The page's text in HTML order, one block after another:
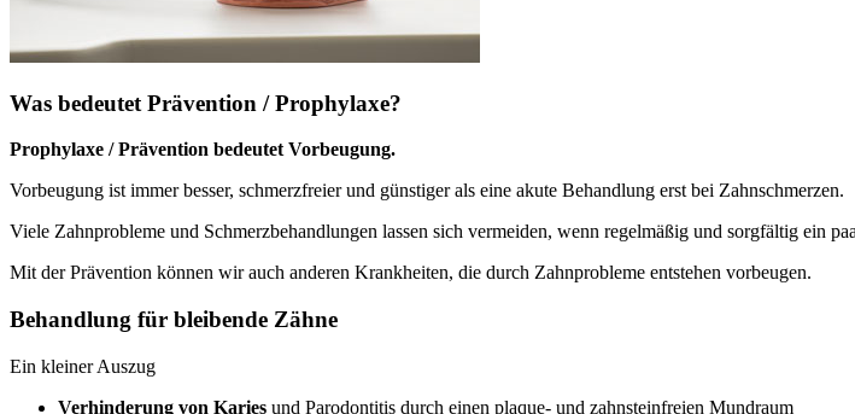
Was bedeutet Prävention / Prophylaxe?
Prophylaxe / Prävention bedeutet Vorbeugung.
Vorbeugung ist immer besser, schmerzfreier und günstiger als eine akute Behandlung erst bei Zahnschmerzen.
Viele Zahnprobleme und Schmerzbehandlungen lassen sich vermeiden, wenn regelmäßig und sorgfältig ein
Mit der Prävention können wir auch anderen Krankheiten, die durch Zahnprobleme entstehen vorbeugen.
Behandlung für bleibende Zähne
Ein kleiner Auszug
Verhinderung von Karies und Parodontitis durch einen plaque- und zahnsteinfreien Mundraum